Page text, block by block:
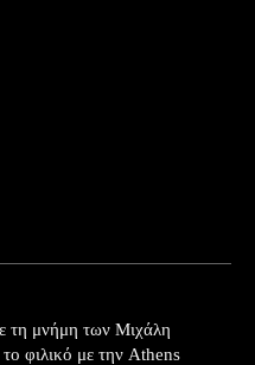
τη μνήμη των Μιχάλη
φιλικό με την Athens